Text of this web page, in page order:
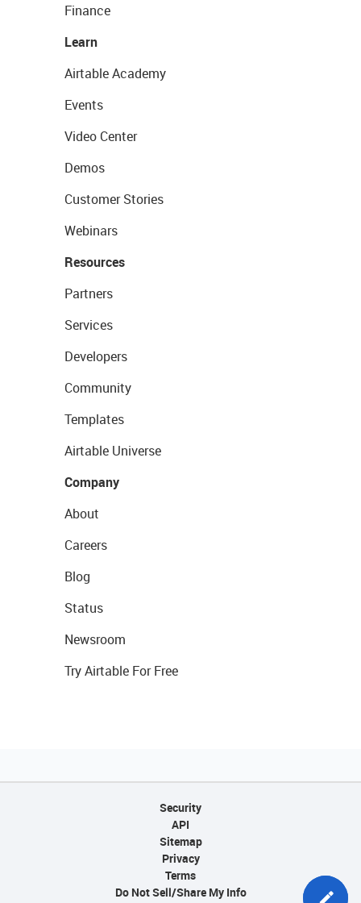
Finance
Learn
Airtable Academy
Events
Video Center
Demos
Customer Stories
Webinars
Resources
Partners
Services
Developers
Community
Templates
Airtable Universe
Company
About
Careers
Blog
Status
Newsroom
Try Airtable For Free
Security
API
Sitemap
Privacy
Terms
Do Not Sell/Share My Info